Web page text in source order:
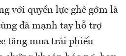
với quyền lực ghê gớm là
đã mạnh tay hỗ trợ
tăng mua trái phiếu